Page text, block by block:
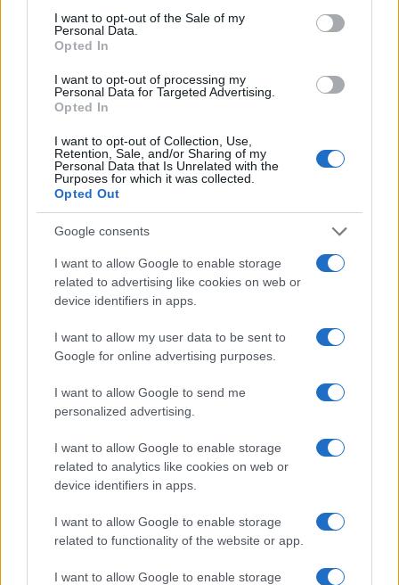
consent section.
I want to opt-out of the Sale of my
Personal Data.
Opted In
I want to opt-out of processing my
Personal Data for Targeted Advertising.
Opted In
I want to opt-out of Collection, Use,
Retention, Sale, and/or Sharing of my
Personal Data that Is Unrelated with the
Purposes for which it was collected.
Opted Out
Google consents
I want to allow Google to enable storage
related to advertising like cookies on web or
device identifiers in apps.
I want to allow my user data to be sent to
Google for online advertising purposes.
I want to allow Google to send me
personalized advertising.
I want to allow Google to enable storage
related to analytics like cookies on web or
device identifiers in apps.
I want to allow Google to enable storage
related to functionality of the website or app.
I want to allow Google to enable storage
Esce di strada con l’auto ad Arzachena: ferito il
conducente
del fuoco
Meteo Olbia 6 agosto, migliora il tempo in
Gallura
Incidente Olbia, poliziotto in vacanza salva 6
persone: due bimbi tra i feriti
Red Valley Festival, musica no-stop a Olbia fino